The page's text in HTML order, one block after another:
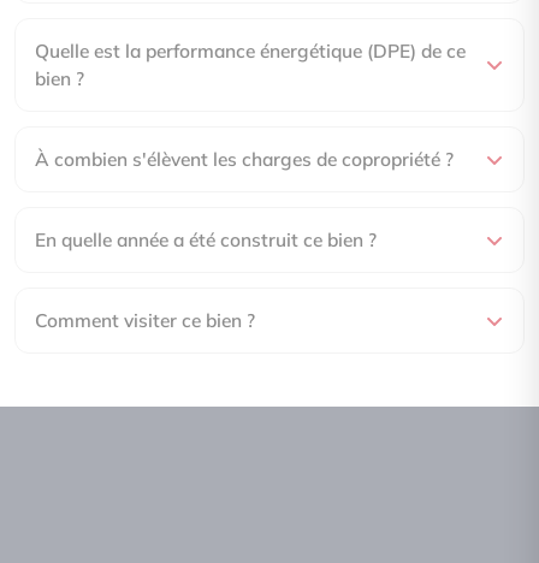
Quelle est la performance énergétique (DPE) de ce
bien ?
À combien s'élèvent les charges de copropriété ?
En quelle année a été construit ce bien ?
Comment visiter ce bien ?